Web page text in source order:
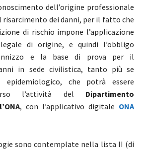
dell’origine professionale
risarcimento dei danni, per il fatto che
di rischio impone l’applicazione
di origine, e quindi l’obbligo
e la base di prova per il
in sede civilistica, tanto più se
che potrà essere
l’attività del Dipartimento
, con l’applicativo digitale ONA
sono contemplate nella lista II (di